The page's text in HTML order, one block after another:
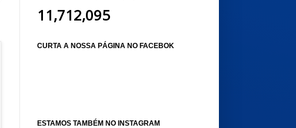
11,712,095
CURTA A NOSSA PÁGINA NO FACEBOK
ESTAMOS TAMBÉM NO INSTAGRAM